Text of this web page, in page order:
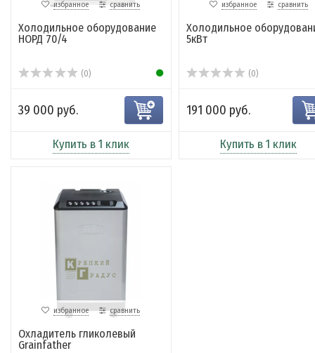
избранное сравнить
Холодильное оборудование
НОРД 70/4
(0)
39 000 руб.
Купить в 1 клик
избранное сравнить
Холодильное
5кВт
(0)
191 000 руб.
Купить в 1 клик
избранное сравнить
Охладитель гликолевый
Grainfather